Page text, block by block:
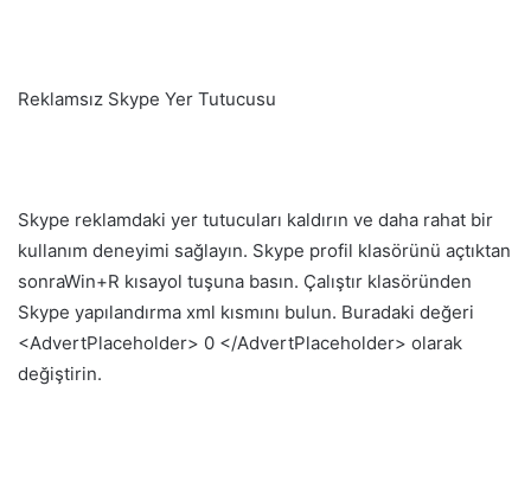
Reklamsız Skype Yer Tutucusu
Skype reklamdaki yer tutucuları kaldırın ve daha rahat bir
kullanım deneyimi sağlayın. Skype profil klasörünü açtıktan
sonraWin+R kısayol tuşuna basın. Çalıştır klasöründen
Skype yapılandırma xml kısmını bulun. Buradaki değeri
<AdvertPlaceholder> 0 </AdvertPlaceholder> olarak
değiştirin.